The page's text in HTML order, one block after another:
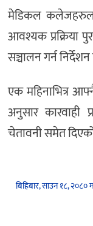
मेडिकल
आवश्यक प्रक्रिया
सञ्चालन गर्न
एक महिनाभित्र
अनुसार कारवाही
चेतावनी समेत
बिहिबार, साउन १८, २०८०